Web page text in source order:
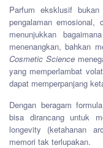
Parfum eksklusif
pengalaman emosional,
menunjukkan
menenangkan, bahkan
Cosmetic Science
yang memperlambat
dapat memperpanjang
Dengan beragam
bisa dirancang untuk
longevity (ketahanan
memori tak terlupakan.